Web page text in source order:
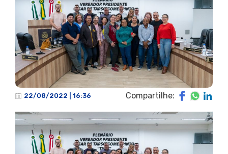
22/08/2022 | 16:36 Compartilhe: